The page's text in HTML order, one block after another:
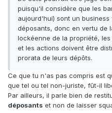
puisqu'il considère que les
aujourd'hui) sont un
déposants, donc en vertu de
lockéenne de la propriété,
et les actions doivent être
prorata de leurs dépôts.
Ce que tu n'as pas compris est
que tel ou tel non-juriste, fût-il
Par ailleurs, il parle bien de
déposants et non de laisser